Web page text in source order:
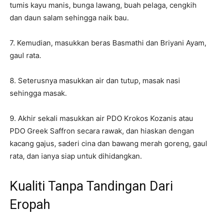
tumis kayu manis, bunga lawang, buah pelaga, cengkih
dan daun salam sehingga naik bau.
7. Kemudian, masukkan beras Basmathi dan Briyani Ayam,
gaul rata.
8. Seterusnya masukkan air dan tutup, masak nasi
sehingga masak.
9. Akhir sekali masukkan air PDO Krokos Kozanis atau
PDO Greek Saffron secara rawak, dan hiaskan dengan
kacang gajus, saderi cina dan bawang merah goreng, gaul
rata, dan ianya siap untuk dihidangkan.
Kualiti Tanpa Tandingan Dari
Eropah